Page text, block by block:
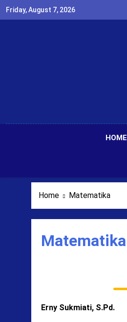
SkipFriday, August 7, 2026
HOME
Home Matematika
Matematika
Erny Sukmiati, S.Pd.